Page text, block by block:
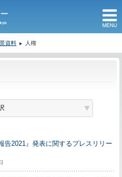
資料 人権
告2021』発表に関するプレスリリー